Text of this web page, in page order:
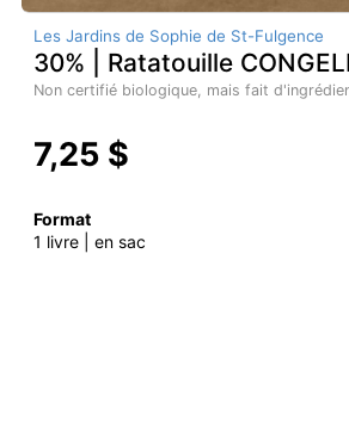
Les Jardins de Sophie de St-Fulgence
30% | Ratatouille
Non certifié biologique, mais fait
7,25 $
Format
1 livre | en sac